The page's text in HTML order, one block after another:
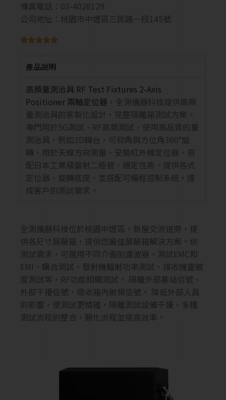
傳真電話：03-4028129
公司地址：桃園市中壢區三民路一段145號

產品說明
高頻量測治具 RF Test Fixtures 2-Axis
Positioner 兩軸定位器 ，全測儀器科技提供高頻
量測治具的客製化設計，完整隔離箱測試方案。
專門用於5G測試、RF高頻測試，使用高品質的量
測治具，例如3D轉台，可仰角與方位角360°旋
轉，用於天線方向測量，安裝紅外線定位器，搭
配日本工業級雷射二極管，穩定性高。提供各式
定位器、旋轉底座、並搭配可編程控制系統，達
成客戶的測試需求。
全測儀器科技位於桃園中壢區，新屋交流道旁，提
供各尺寸屏蔽箱，提供您最佳屏蔽箱解決方案。依
測試需求，可選用不同介面的濾波器。測試EMC和
EMI、耦合測試、發射機輻射功率測試、接收機靈敏
度測試等，RF功能相關測試。 隔離外部基站信號、
外部干擾信號，吸收箱內射頻信號。 降低外部人員
的影響，使測試更精確，隔離測試設備干擾，多種
測試流程的整合，簡化流程並提高效率。